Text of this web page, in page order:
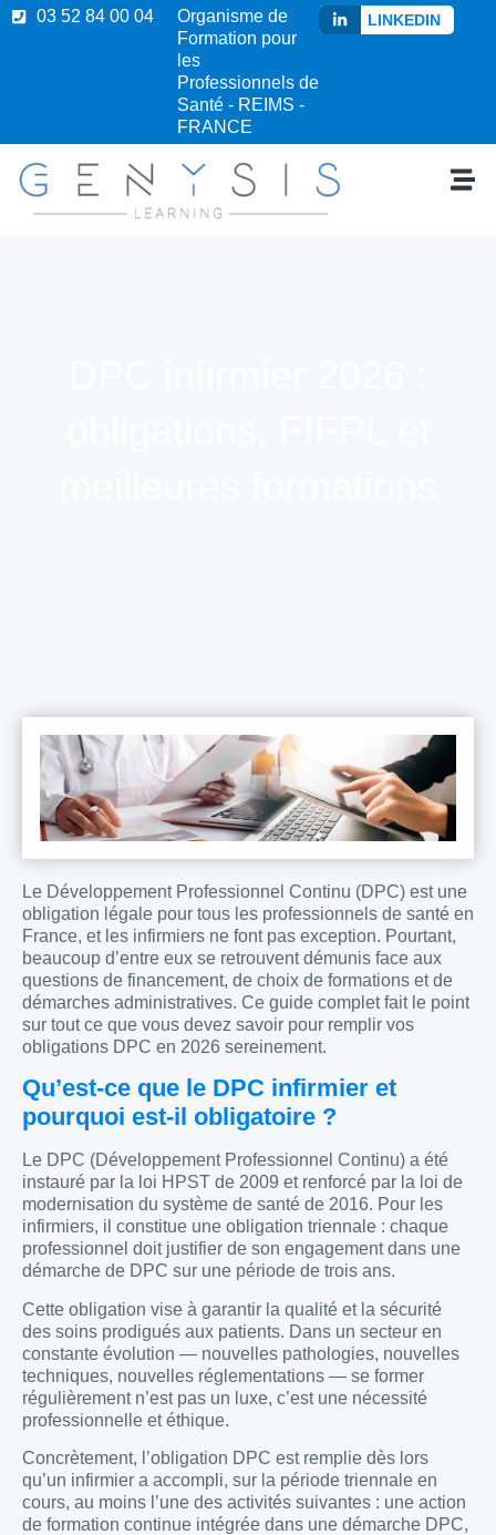
03 52 84 00 04
Organisme de
Formation pour
les
Professionnels de
Santé - REIMS -
FRANCE
LINKEDIN
Le Développement Professionnel Continu (DPC) est une
obligation légale pour tous les professionnels de santé en
France, et les infirmiers ne font pas exception. Pourtant,
beaucoup d’entre eux se retrouvent démunis face aux
questions de financement, de choix de formations et de
démarches administratives. Ce guide complet fait le point
sur tout ce que vous devez savoir pour remplir vos
obligations DPC en 2026 sereinement.
Qu’est-ce que le DPC infirmier et
pourquoi est-il obligatoire ?
Le DPC (Développement Professionnel Continu) a été
instauré par la loi HPST de 2009 et renforcé par la loi de
modernisation du système de santé de 2016. Pour les
infirmiers, il constitue une obligation triennale : chaque
professionnel doit justifier de son engagement dans une
démarche de DPC sur une période de trois ans.
Cette obligation vise à garantir la qualité et la sécurité
des soins prodigués aux patients. Dans un secteur en
constante évolution — nouvelles pathologies, nouvelles
techniques, nouvelles réglementations — se former
régulièrement n’est pas un luxe, c’est une nécessité
professionnelle et éthique.
Concrètement, l’obligation DPC est remplie dès lors
qu’un infirmier a accompli, sur la période triennale en
cours, au moins l’une des activités suivantes : une action
de formation continue intégrée dans une démarche DPC,